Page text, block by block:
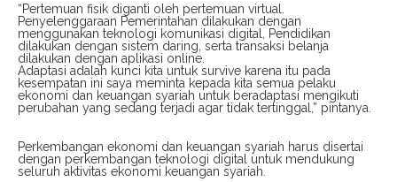
“Pertemuan fisik diganti oleh pertemuan virtual.
Penyelenggaraan Pemerintahan dilakukan dengan
menggunakan teknologi komunikasi digital, Pendidikan
dilakukan dengan sistem daring, serta transaksi belanja
dilakukan dengan aplikasi online.
Adaptasi adalah kunci kita untuk survive karena itu pada
kesempatan ini saya meminta kepada kita semua pelaku
ekonomi dan keuangan syariah untuk beradaptasi mengikuti
perubahan yang sedang terjadi agar tidak tertinggal,” pintanya.
Perkembangan ekonomi dan keuangan syariah harus disertai
dengan perkembangan teknologi digital untuk mendukung
seluruh aktivitas ekonomi keuangan syariah.